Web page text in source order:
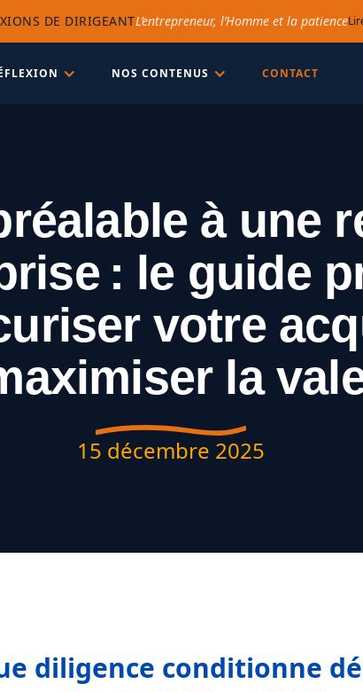
DE DIRIGEANTL’entrepreneur, l’Homme et la patience
NOS CONTENUS CONTACT
à une
: le guide
votre
la
15 décembre 2025
diligence conditionne